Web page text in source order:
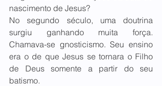
nascimento de Jesus?
No segundo século, uma doutrina
surgiu ganhando muita força.
Chamava-se gnosticismo. Seu ensino
era o de que Jesus se tornara o Filho
de Deus somente a partir do seu
batismo.